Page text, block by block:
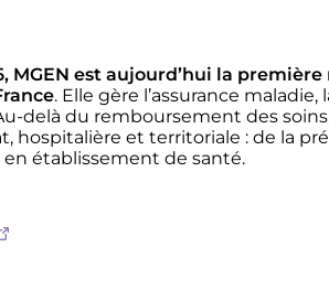
MGEN est aujourd’hui la
. Elle gère l’assurance
delà du remboursement des
hospitalière et territoriale : de la
en établissement de santé.